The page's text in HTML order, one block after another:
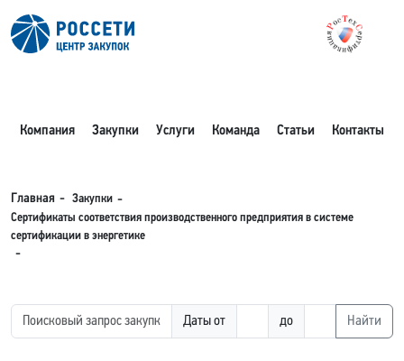
Компания Закупки Услуги Команда Статьи Контакты
Главная
Закупки
Сертификаты соответствия производственного предприятия в системе
сертификации в энергетике
Даты от до Найти